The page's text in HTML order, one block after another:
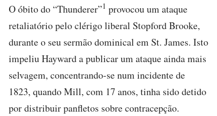
O óbito do “Thunderer”1 provocou um ataque
retaliatório pelo clérigo liberal Stopford Brooke,
durante o seu sermão dominical em St. James. Isto
impeliu Hayward a publicar um ataque ainda mais
selvagem, concentrando-se num incidente de
1823, quando Mill, com 17 anos, tinha sido detido
por distribuir panfletos sobre contracepção.